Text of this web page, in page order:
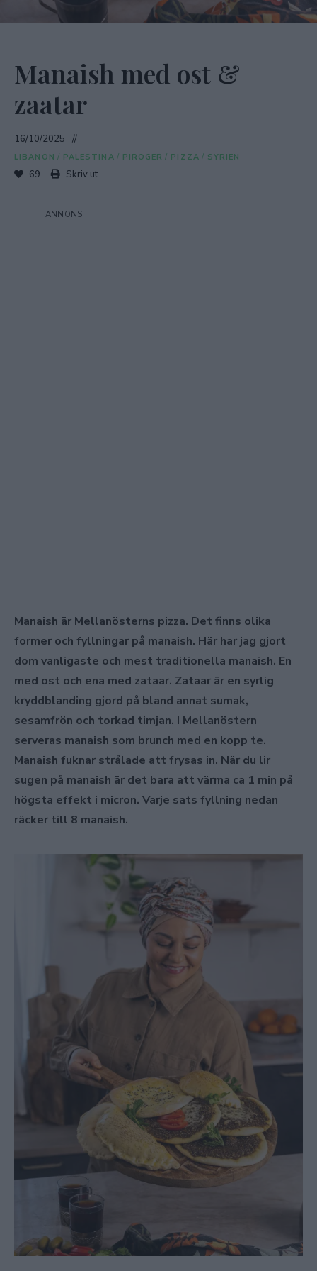
Manaish med ost &
zaatar
16/10/2025
LIBANON / PALESTINA / PIROGER / PIZZA / SYRIEN
69 Skriv ut
Manaish är Mellanösterns pizza. Det finns olika
former och fyllningar på manaish. Här har jag gjort
dom vanligaste och mest traditionella manaish. En
med ost och ena med zataar. Zataar är en syrlig
kryddblanding gjord på bland annat sumak,
sesamfrön och torkad timjan. I Mellanöstern
serveras manaish som brunch med en kopp te.
Manaish fuknar strålade att frysas in. När du lir
sugen på manaish är det bara att värma ca 1 min på
högsta effekt i micron. Varje sats fyllning nedan
räcker till 8 manaish.